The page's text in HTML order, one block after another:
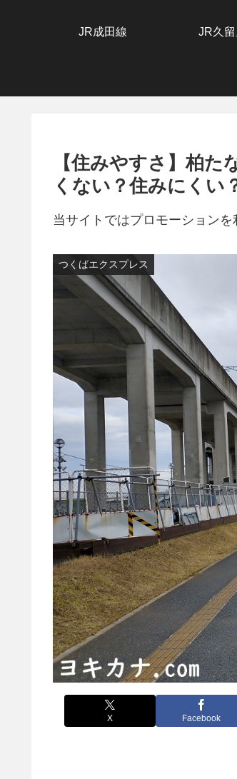
JR成田線 JR久
【住みやすさ】柏
くない？住みにくい
当サイトではプロモーションを
つくばエクスプレス
X Facebook